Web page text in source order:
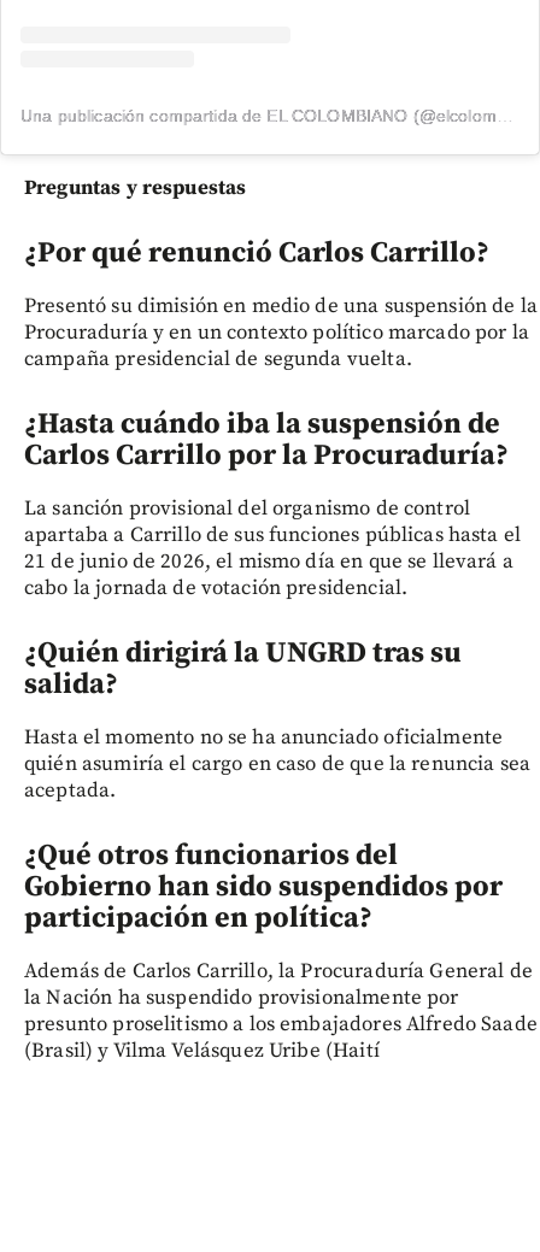
Una publicación compartida de EL COLOMBIANO (@elcolombiano_)
Preguntas y respuestas
¿Por qué renunció Carlos Carrillo?
Presentó su dimisión en medio de una suspensión de la
Procuraduría y en un contexto político marcado por la
campaña presidencial de segunda vuelta.
¿Hasta cuándo iba la suspensión de
Carlos Carrillo por la Procuraduría?
La sanción provisional del organismo de control
apartaba a Carrillo de sus funciones públicas hasta el
21 de junio de 2026, el mismo día en que se llevará a
cabo la jornada de votación presidencial.
¿Quién dirigirá la UNGRD tras su
salida?
Hasta el momento no se ha anunciado oficialmente
quién asumiría el cargo en caso de que la renuncia sea
aceptada.
¿Qué otros funcionarios del
Gobierno han sido suspendidos por
participación en política?
Además de Carlos Carrillo, la Procuraduría General de
la Nación ha suspendido provisionalmente por
presunto proselitismo a los embajadores Alfredo Saade
(Brasil) y Vilma Velásquez Uribe (Haití